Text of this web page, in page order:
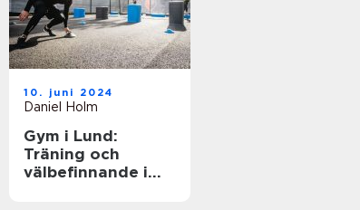
10. juni 2024
Daniel Holm
Gym i Lund:
Träning och
välbefinnande i